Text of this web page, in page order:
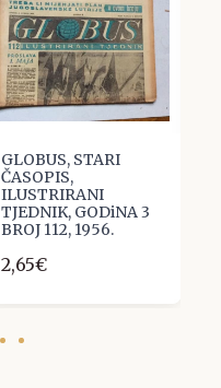
GLOBUS, STARI
ČASOPIS,
ILUSTRIRANI
TJEDNIK, GODiNA 3
BROJ 112, 1956.
2,65€